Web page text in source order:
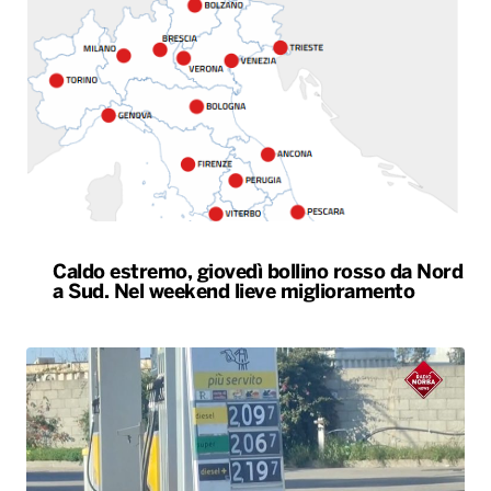
Caldo estremo, giovedì bollino rosso da Nord
a Sud. Nel weekend lieve miglioramento